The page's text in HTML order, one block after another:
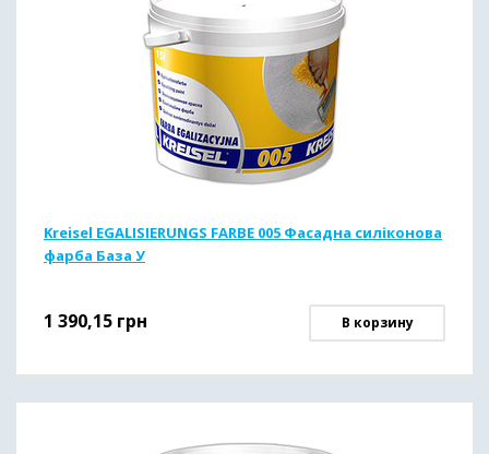
Kreisel EGALISIERUNGS FARBE 005 Фасадна силіконова
фарба База У
1 390,15 грн В корзину